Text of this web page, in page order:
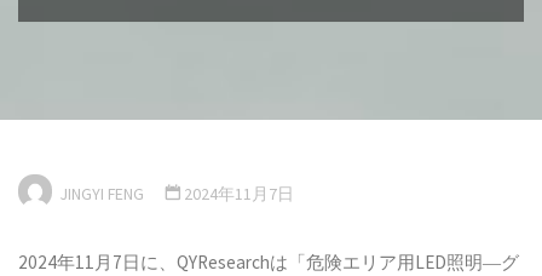
JINGYI FENG 2024年11月7日
2024年11月7日に、QYResearchは「危険エリア用LED照明―グ